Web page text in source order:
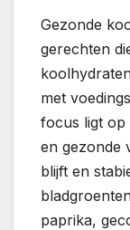
Gezonde
gerechten
met
focus ligt op
en gezonde
blijft en
paprika,